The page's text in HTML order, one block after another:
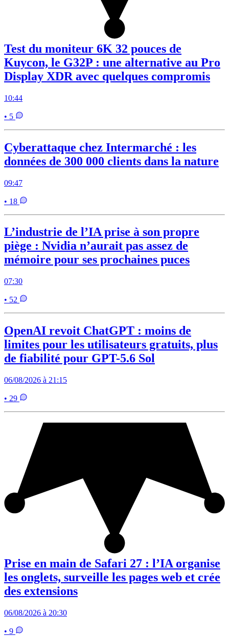
Test du moniteur 6K 32 pouces de
Kuycon, le G32P : une alternative au Pro
Display XDR avec quelques compromis
10:44
• 5
Cyberattaque chez Intermarché : les
données de 300 000 clients dans la nature
09:47
• 18
L’industrie de l’IA prise à son propre
piège : Nvidia n’aurait pas assez de
mémoire pour ses prochaines puces
07:30
• 52
OpenAI revoit ChatGPT : moins de
limites pour les utilisateurs gratuits, plus
de fiabilité pour GPT-5.6 Sol
06/08/2026 à 21:15
• 29
Prise en main de Safari 27 : l’IA organise
les onglets, surveille les pages web et crée
des extensions
06/08/2026 à 20:30
• 9